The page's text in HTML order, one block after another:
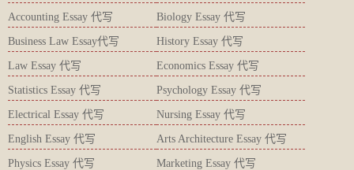
Accounting Essay 代写 Biology Essay 代写
Business Law Essay代写 History Essay 代写
Law Essay 代写 Economics Essay 代写
Statistics Essay 代写 Psychology Essay 代写
Electrical Essay 代写 Nursing Essay 代写
English Essay 代写 Arts Architecture Essay 代写
Physics Essay 代写 Marketing Essay 代写